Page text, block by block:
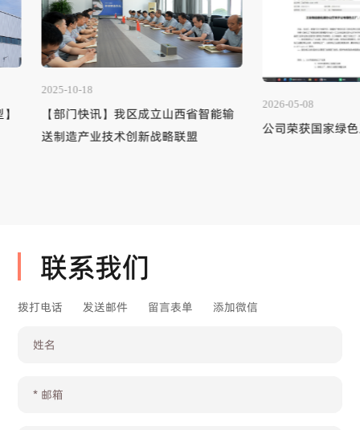
2025-10-18
【部门快讯】我区成立山西省智能输
送制造产业技术创新战略联盟
2026-05-08
公司荣获国家绿色工
联系我们
拨打电话 发送邮件 留言表单 添加微信